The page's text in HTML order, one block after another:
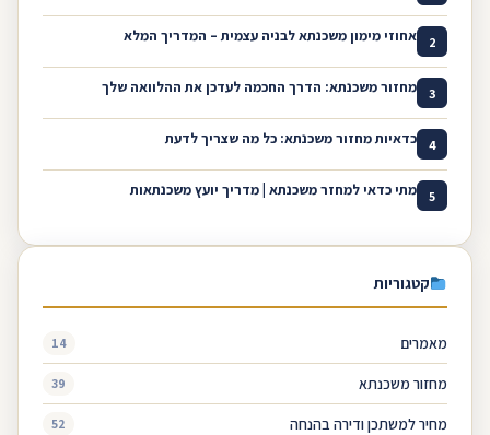
2 אחוזי מימון משכנתא לבניה עצמית – המדריך המלא
3 מחזור משכנתא: הדרך החכמה לעדכן את ההלוואה שלך
4 כדאיות מחזור משכנתא: כל מה שצריך לדעת
5 מתי כדאי למחזר משכנתא | מדריך יועץ משכנתאות
קטגוריות
מאמרים 14
מחזור משכנתא 39
מחיר למשתכן ודירה בהנחה 52